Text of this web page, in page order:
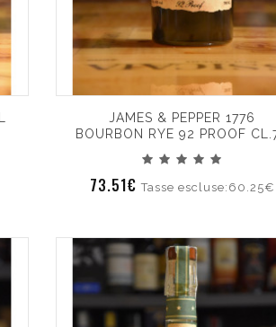
JAMES & PEPPER 1776
BOURBON RYE 92 PROOF
73.51€Tasse escluse:60.25€